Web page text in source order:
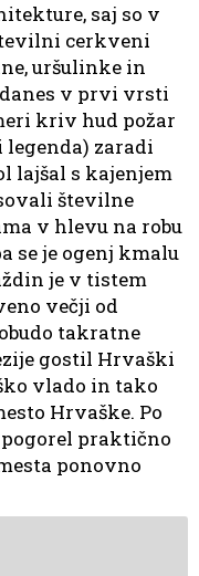
saj so v
cerkveni
uršulinke in
v prvi vrsti
kriv hud požar
legenda) zaradi
lajšal s kajenjem
številne
v hlevu na robu
se je ogenj kmalu
je v tistem
večji od
takratne
gostil Hrvaški
vlado in tako
Hrvaške. Po
praktično
ponovno